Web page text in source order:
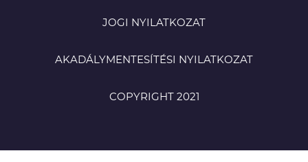
JOGI NYILATKOZAT
AKADÁLYMENTESÍTÉSI NYILATKOZAT
COPYRIGHT 2021